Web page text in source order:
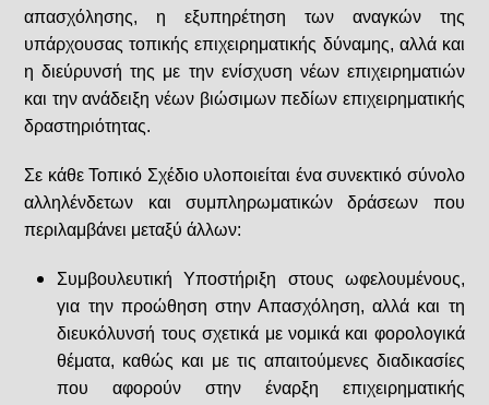
απασχόλησης, η εξυπηρέτηση των αναγκών της
υπάρχουσας τοπικής επιχειρηματικής δύναμης, αλλά και
η διεύρυνσή της με την ενίσχυση νέων επιχειρηματιών
και την ανάδειξη νέων βιώσιμων πεδίων επιχειρηματικής
δραστηριότητας.
Σε κάθε Τοπικό Σχέδιo υλοποιείται ένα συνεκτικό σύνολο
αλληλένδετων και συμπληρωματικών δράσεων που
περιλαμβάνει μεταξύ άλλων:
Συμβουλευτική Υποστήριξη στους ωφελουμένους,
για την προώθηση στην Απασχόληση, αλλά και τη
διευκόλυνσή τους σχετικά με νομικά και φορολογικά
θέματα, καθώς και με τις απαιτούμενες διαδικασίες
που αφορούν στην έναρξη επιχειρηματικής